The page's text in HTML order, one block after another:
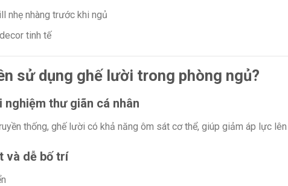
nhẹ nhàng trước khi ngủ
tinh tế
sử dụng ghế lười trong phòng ngủ?
nghiệm thư giãn cá nhân
thống, ghế lười có khả năng ôm sát cơ thể, giúp giảm áp lực
và dễ bố trí